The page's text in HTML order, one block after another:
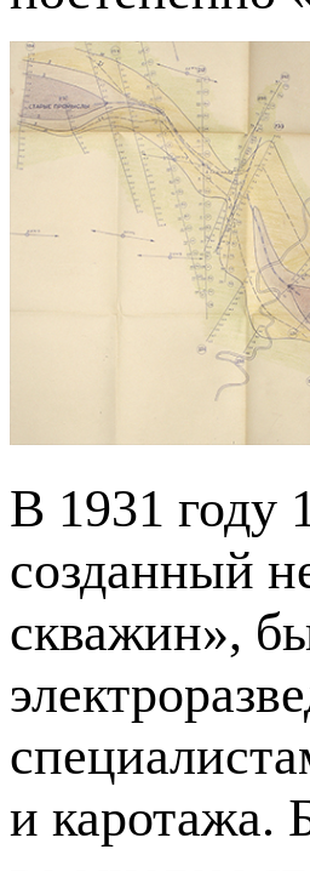
В 1931 году
созданный
скважин»,
и каротажа.